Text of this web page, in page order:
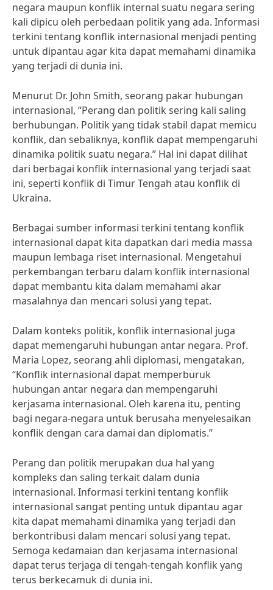
negara maupun konflik internal suatu negara sering
kali dipicu oleh perbedaan politik yang ada. Informasi
terkini tentang konflik internasional menjadi penting
untuk dipantau agar kita dapat memahami dinamika
yang terjadi di dunia ini.
Menurut Dr. John Smith, seorang pakar hubungan
internasional, “Perang dan politik sering kali saling
berhubungan. Politik yang tidak stabil dapat memicu
konflik, dan sebaliknya, konflik dapat mempengaruhi
dinamika politik suatu negara.” Hal ini dapat dilihat
dari berbagai konflik internasional yang terjadi saat
ini, seperti konflik di Timur Tengah atau konflik di
Ukraina.
Berbagai sumber informasi terkini tentang konflik
internasional dapat kita dapatkan dari media massa
maupun lembaga riset internasional. Mengetahui
perkembangan terbaru dalam konflik internasional
dapat membantu kita dalam memahami akar
masalahnya dan mencari solusi yang tepat.
Dalam konteks politik, konflik internasional juga
dapat memengaruhi hubungan antar negara. Prof.
Maria Lopez, seorang ahli diplomasi, mengatakan,
“Konflik internasional dapat memperburuk
hubungan antar negara dan mempengaruhi
kerjasama internasional. Oleh karena itu, penting
bagi negara-negara untuk berusaha menyelesaikan
konflik dengan cara damai dan diplomatis.”
Perang dan politik merupakan dua hal yang
kompleks dan saling terkait dalam dunia
internasional. Informasi terkini tentang konflik
internasional sangat penting untuk dipantau agar
kita dapat memahami dinamika yang terjadi dan
berkontribusi dalam mencari solusi yang tepat.
Semoga kedamaian dan kerjasama internasional
dapat terus terjaga di tengah-tengah konflik yang
terus berkecamuk di dunia ini.